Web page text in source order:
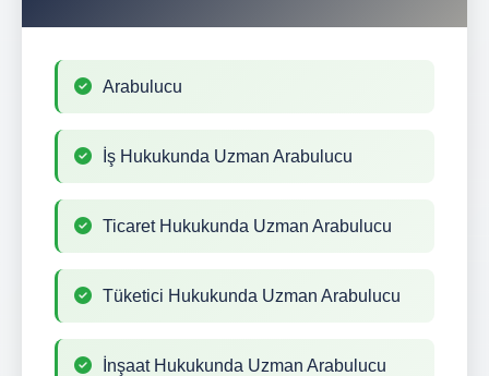
Arabulucu
İş Hukukunda Uzman Arabulucu
Ticaret Hukukunda Uzman Arabulucu
Tüketici Hukukunda Uzman Arabulucu
İnşaat Hukukunda Uzman Arabulucu